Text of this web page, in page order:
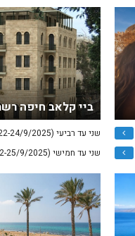
ביי קלאב חיפה
שני עד רביעי (22-24/9/2025)
שני עד חמישי (22-25/9/2025)